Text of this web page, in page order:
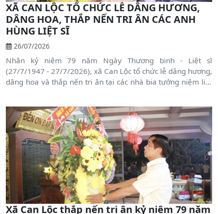
XÃ CAN LỘC TỔ CHỨC LỄ DÂNG HƯƠNG,
DÂNG HOA, THẮP NẾN TRI ÂN CÁC ANH
HÙNG LIỆT SĨ
26/07/2026
Nhân kỷ niệm 79 năm Ngày Thương binh - Liệt sĩ
(27/7/1947 - 27/7/2026), xã Can Lộc tổ chức lễ dâng hương,
dâng hoa và thắp nến tri ân tại các nhà bia tưởng niệm liệt
Xã Can Lộc thắp nến tri ân kỷ niệm 79 năm